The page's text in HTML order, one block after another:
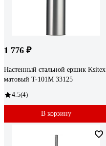
1 776 ₽
Настенный стальной ершик Ksitex
матовый T-101M 33125
4.5(4)
В корзину